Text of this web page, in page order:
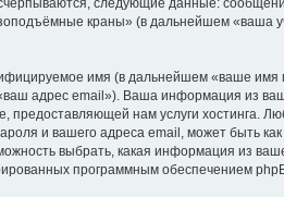
краны» (в дальнейшем «ваша
имя (в дальнейшем «ваше
адрес email»). Ваша информация из
нам услуги хостинга.
и вашего адреса email, может быть
выбрать, какая информация из
программным обеспечением